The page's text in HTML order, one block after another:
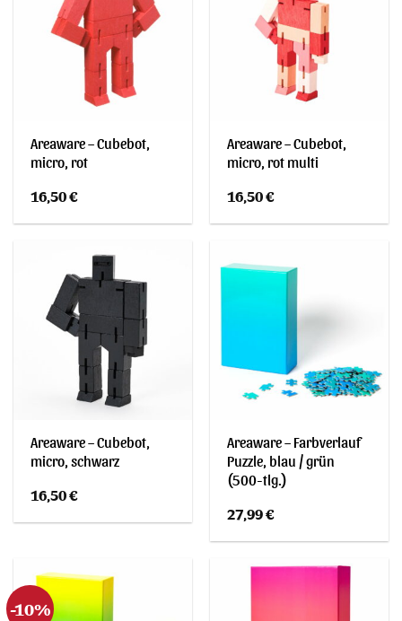
Areaware – Cubebot,
micro, rot
16,50€
Areaware – Cubebot,
micro, rot multi
16,50€
Areaware – Cubebot,
micro, schwarz
16,50€
Areaware – Farbverlauf
Puzzle, blau / grün
(500-tlg.)
27,99€
-10%